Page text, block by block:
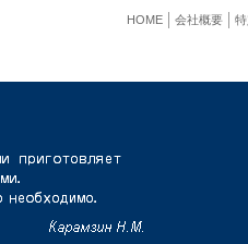
会社概要
HOME